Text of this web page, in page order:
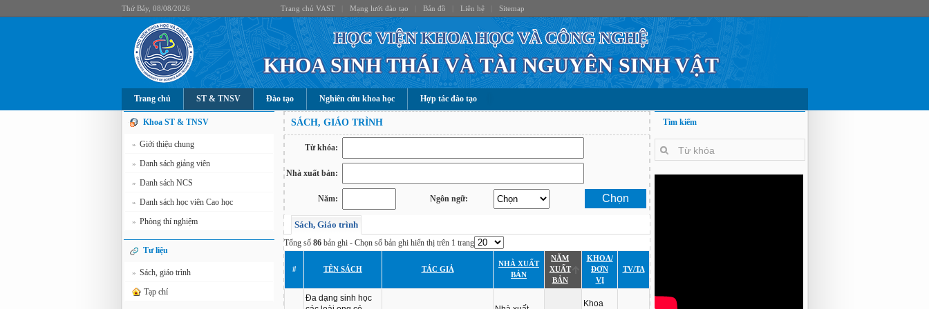
Thứ Bảy, 08/08/2026 Trang chủ VAST| Mạng lưới đào tạo Bản đồ Liên hệ| Sitemap
HỌC VIỆN KHOA HỌC VÀ CÔNG NGHỆ
KHOA SINH THÁI VÀ TÀI NGUYÊN SINH VẬT
Trang chủ ST & TNSV Đào tạo Nghiên cứu khoa học Hợp tác đào tạo
Khoa ST & TNSV
» Giới thiệu chung
» Danh sách giảng viên
» Danh sách NCS
» Danh sách học viên Cao học
» Phòng thí nghiệm
Tư liệu
» Sách, giáo trình
Tạp chí
SÁCH, GIÁO TRÌNH
Từ khóa:
Nhà xuất bản:
Năm: Ngôn ngữ:
Sách, Giáo trình
Tổng số 86 bản ghi - Chọn số bản ghi hiển thị trên 1 trang
# TÊN SÁCH TÁC GIẢ
NHÀ XUẤT
BẢN
NĂM
XUẤT
BẢN
KHOA/
ĐƠN
VỊ
TV/TA
Đa dạng sinh học
Khoa
Tìm kiếm